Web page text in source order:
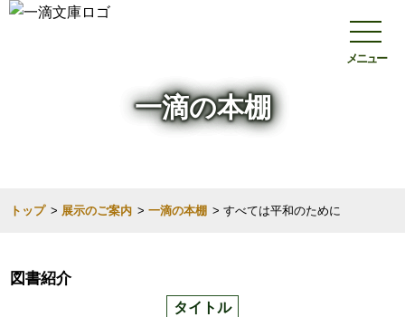
メニュー
一滴の本棚
トップ > 展示のご案内 >一滴の本棚 >すべては平和のために
図書紹介
タイトル